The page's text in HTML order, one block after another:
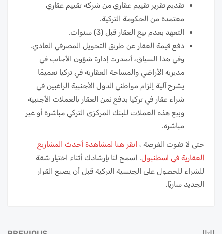
تقديم تقرير تقييم عقاري من شركة تقييم عقاري
معتمدة من الحكومة التركية.
التعهد بعدم بيع العقار قبل (3) سنوات.
دفع قيمة العقار عن طريق التحويل المصرفي العادي.
وفي هذا السياق، أصدرت إدارة شؤون الأجانب في
مديرية الأراضي والمساحة العقارية في تركيا تعميمًا
يشرح آلية إلزام مواطني الدول الأجنبية الراغبين في
شراء عقار في تركيا بدفع ثمن العقار بالعملات الأجنبية
وبيع هذه العملات للبنك المركزي التركي مباشرة أو غير
مباشرة.
حتى لا تفوت الفرصة ، انقر هنا لمشاهدة أحدث المشاريع
العقارية في اسطنبول. اسمح لنا بإرشادك أثناء اختيار شقة
للشراء للحصول على الجنسية التركية قبل أن يصبح القرار
الجديد ساريًا.